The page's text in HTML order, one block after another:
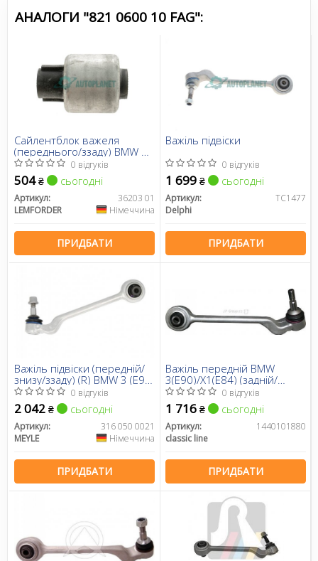
АНАЛОГИ "821 0600 10 FAG":
Сайлентблок важеля
(переднього/ззаду) BMW 3
(E90-E93) 04-0 відгуків
504₴ сьогодні
Артикул:
36203 01
LEMFORDER
Німеччина
ПРИДБАТИ
Важіль підвіски
0 відгуків
1 699 ₴ сьогодні
Артикул:
TC1477
Delphi
ПРИДБАТИ
Важіль підвіски (передній/
знизу/ззаду) (R) BMW 3 (E90-
E93) 04-
0 відгуків
2 042 ₴ сьогодні
Артикул:
316 050 0021
MEYLE
Німеччина
ПРИДБАТИ
Важіль передній BMW
3(E90)/X1(E84) (задній/
правий)
0 відгуків
1 716 ₴ сьогодні
Артикул:
1440101880
classic line
ПРИДБАТИ